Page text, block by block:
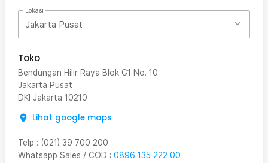
Lokasi
Jakarta Pusat
Toko
Bendungan Hilir Raya Blok G1 No. 10
Jakarta Pusat
DKI Jakarta 10210
Lihat google maps
Telp : (021) 39 700 200
Whatsapp Sales / COD : 0896 135 222 00